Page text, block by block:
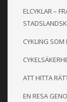
ELCYKLAR –
CYKLING SOM
ATT HITTA
EN RESA